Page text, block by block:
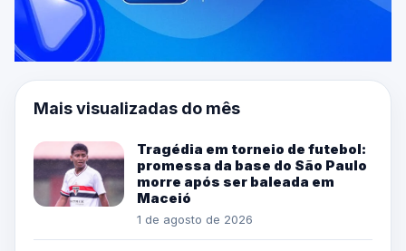
Mais visualizadas do mês
Tragédia em torneio de futebol:
promessa da base do São Paulo
morre após ser baleada em
Maceió
1 de agosto de 2026